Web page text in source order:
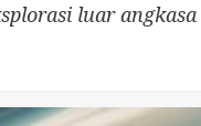
luar